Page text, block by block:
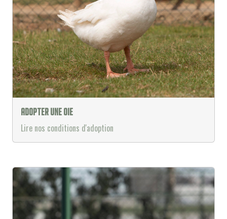
Adopter une oie
Lire nos conditions d'adoption